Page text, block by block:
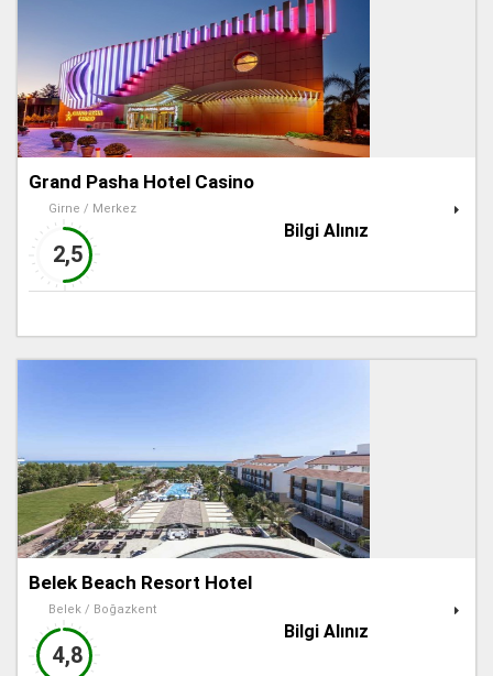
Grand Pasha Hotel Casino
Girne / Merkez
2,5
Bilgi Alınız
Belek Beach Resort Hotel
Belek / Boğazkent
4,8
Bilgi Alınız